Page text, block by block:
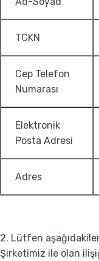
TCKN
Cep Telefon
Numarası
Elektronik
Posta Adresi
Adres
2. Lütfen
Şirketimiz ile olan